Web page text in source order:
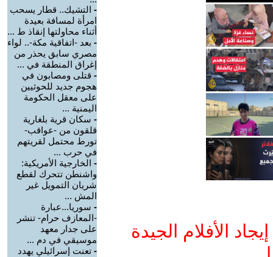
الأفلام الجيدة
- التشيك.. قطار يسحب
امرأة لمسافة بعيدة
أثناء محاولتها إنقاذ ط ...
- بعد -اتفاقية مكة-.. لواء
مصري سابق يحذر من
إغراق المنطقة في ...
- قتلى ومصابون في
هجوم جديد للحوثيين
على معقل الحكومة
اليمنية ...
- سكان قرية بلغارية
قلقون من -عواقب-
تورط محتمل لقريتهم
في حرب ...
- الخارجية الأمريكية:
واشنطن تتحرك لقطع
شريان التمويل غير
المش ...
- سوريا...عبارة
-المعازف حرام- تنشر
على جدار معهد
موسيقي في دم ...
- تعنت إسرائيلي يهدد